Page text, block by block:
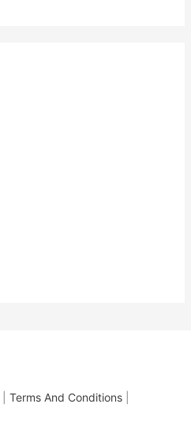
Terms And Conditions